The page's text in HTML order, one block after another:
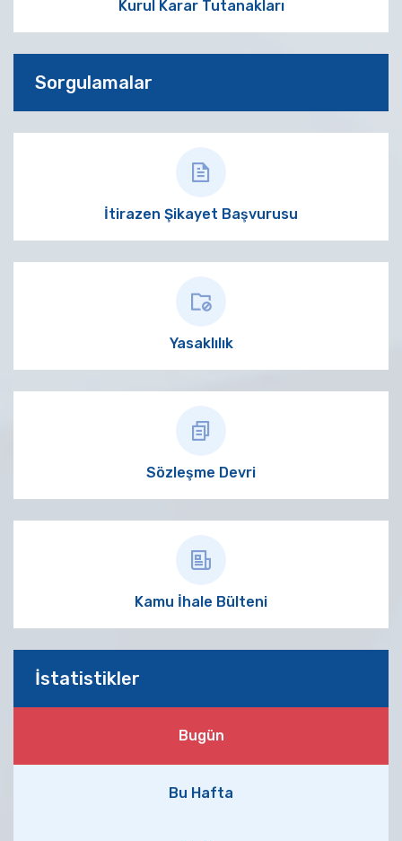
Kurul Karar Tutanakları
Sorgulamalar
İtirazen Şikayet Başvurusu
Yasaklılık
Sözleşme Devri
Kamu İhale Bülteni
İstatistikler
Bugün
Bu Hafta